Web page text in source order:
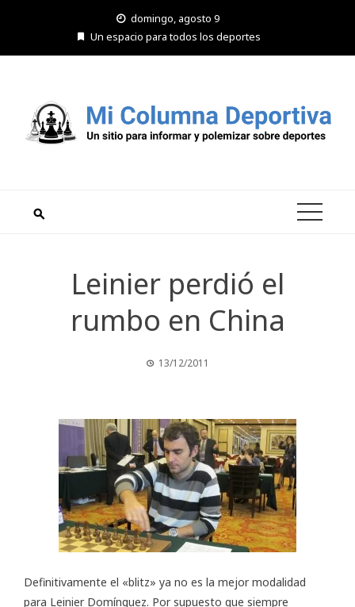
domingo, agosto 9
Un espacio para todos los deportes
Leinier perdió el
rumbo en China
13/12/2011
Definitivamente el «blitz» ya no es la mejor modalidad
para Leinier Domínguez. Por supuesto que siempre